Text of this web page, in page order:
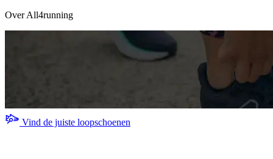
Over All4running
Vind de juiste loopschoenen